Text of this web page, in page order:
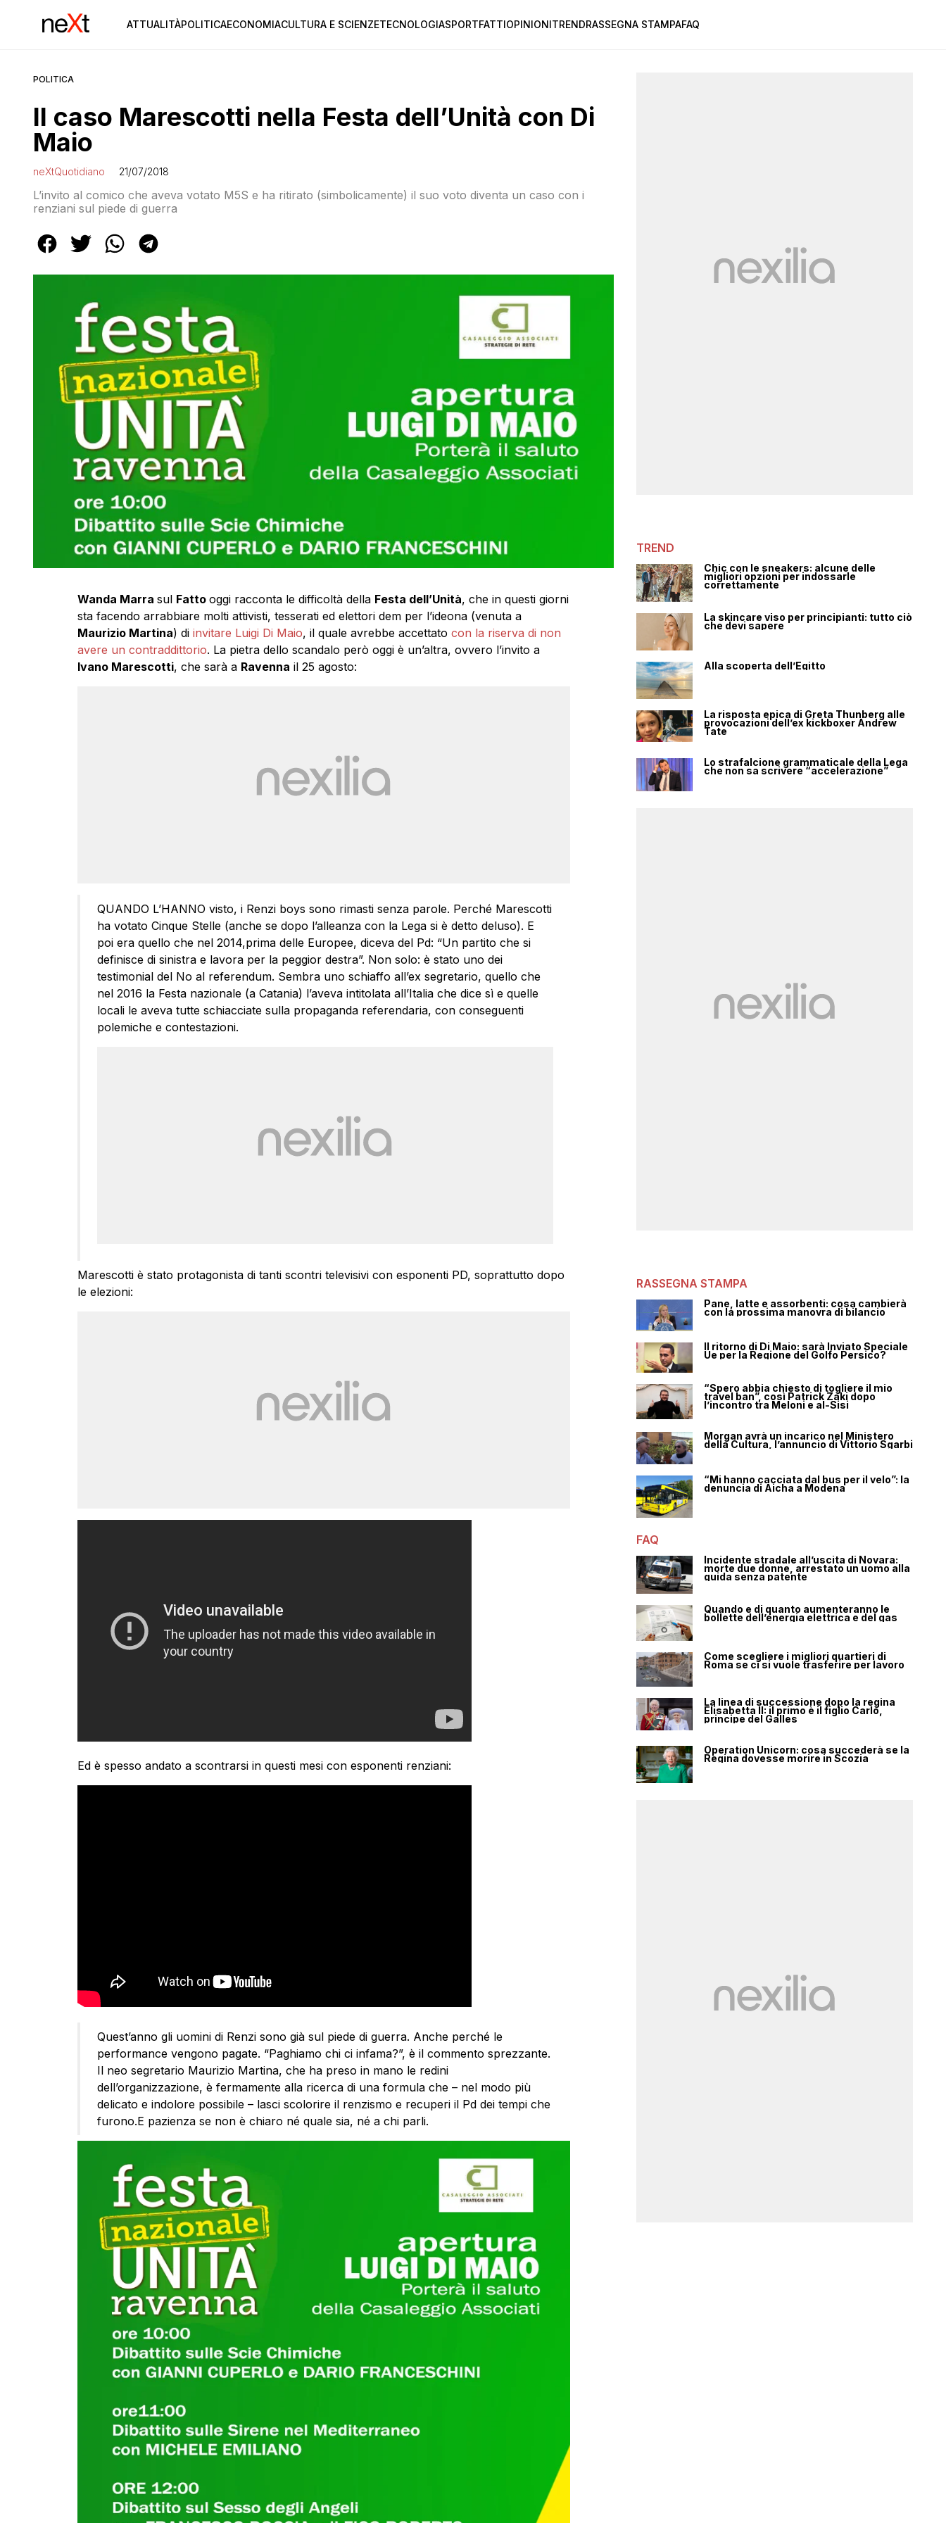
ATTUALITÀPOLITICAECONOMIACULTURA E SCIENZETECNOLOGIASPORTFATTIOPINIONITRENDRASSEGNA STAMPAFAQ
POLITICA
Il caso Marescotti nella Festa dell’Unità con Di
Maio
neXtQuotidiano 21/07/2018
L’invito al comico che aveva votato M5S e ha ritirato (simbolicamente) il suo voto diventa un caso con i
renziani sul piede di guerra
Wanda Marra sul Fatto oggi racconta le difficoltà della Festa dell’Unità, che in questi giorni
sta facendo arrabbiare molti attivisti, tesserati ed elettori dem per l’ideona (venuta a
Maurizio Martina) di invitare Luigi Di Maio, il quale avrebbe accettato con la riserva di non
avere un contraddittorio. La pietra dello scandalo però oggi è un’altra, ovvero l’invito a
Ivano Marescotti, che sarà a Ravenna il 25 agosto:
QUANDO L’HANNO visto, i Renzi boys sono rimasti senza parole. Perché Marescotti
ha votato Cinque Stelle (anche se dopo l’alleanza con la Lega si è detto deluso). E
poi era quello che nel 2014,prima delle Europee, diceva del Pd: “Un partito che si
definisce di sinistra e lavora per la peggior destra”. Non solo: è stato uno dei
testimonial del No al referendum. Sembra uno schiaffo all’ex segretario, quello che
nel 2016 la Festa nazionale (a Catania) l’aveva intitolata all’Italia che dice sì e quelle
locali le aveva tutte schiacciate sulla propaganda referendaria, con conseguenti
polemiche e contestazioni.
Marescotti è stato protagonista di tanti scontri televisivi con esponenti PD, soprattutto dopo
le elezioni:
Ed è spesso andato a scontrarsi in questi mesi con esponenti renziani:
Quest’anno gli uomini di Renzi sono già sul piede di guerra. Anche perché le
performance vengono pagate. “Paghiamo chi ci infama?”, è il commento sprezzante.
Il neo segretario Maurizio Martina, che ha preso in mano le redini
dell’organizzazione, è fermamente alla ricerca di una formula che – nel modo più
delicato e indolore possibile – lasci scolorire il renzismo e recuperi il Pd dei tempi che
furono.E pazienza se non è chiaro né quale sia, né a chi parli.
TREND
Chic con le sneakers: alcune delle
migliori opzioni per indossarle
correttamente
La skincare viso per principianti: tutto ciò
che devi sapere
Alla scoperta dell’Egitto
La risposta epica di Greta Thunberg alle
provocazioni dell’ex kickboxer Andrew
Tate
Lo strafalcione grammaticale della Lega
che non sa scrivere “accelerazione”
RASSEGNA STAMPA
Pane, latte e assorbenti: cosa cambierà
con la prossima manovra di bilancio
Il ritorno di Di Maio: sarà Inviato Speciale
Ue per la Regione del Golfo Persico?
“Spero abbia chiesto di togliere il mio
travel ban”, così Patrick Zaki dopo
l’incontro tra Meloni e al-Sisi
Morgan avrà un incarico nel Ministero
della Cultura, l’annuncio di Vittorio Sgarbi
“Mi hanno cacciata dal bus per il velo”: la
denuncia di Aicha a Modena
FAQ
Incidente stradale all’uscita di Novara:
morte due donne, arrestato un uomo alla
guida senza patente
Quando e di quanto aumenteranno le
bollette dell’energia elettrica e del gas
Come scegliere i migliori quartieri di
Roma se ci si vuole trasferire per lavoro
La linea di successione dopo la regina
Elisabetta II: il primo è il figlio Carlo,
principe del Galles
Operation Unicorn: cosa succederà se la
Regina dovesse morire in Scozia